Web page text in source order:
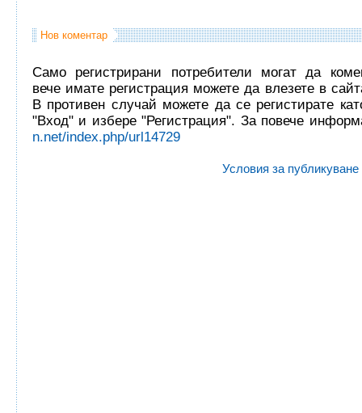
Нов коментар
Само регистрирани потребители могат да
вече имате регистрация можете да влезете в
В противен случай можете да се регистирате
"Вход" и избере "Регистрация". За повече
n.net/index.php/url14729
Условия за